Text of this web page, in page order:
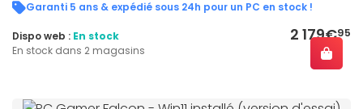
Garanti 5 ans & expédié sous 24h pour un PC en stock !
2 179€95
Dispo web : En stock
En stock dans 2 magasins